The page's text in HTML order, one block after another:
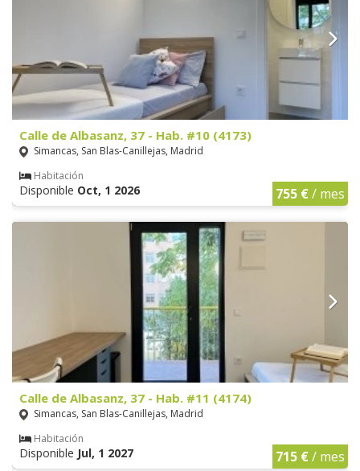
Calle de Albasanz, 37 - Hab. #10 (4173)
Simancas, San Blas-Canillejas, Madrid
Habitación
Disponible Oct, 1 2026 755 €/ mes
Calle de Albasanz, 37 - Hab. #11 (4174)
Simancas, San Blas-Canillejas, Madrid
Habitación
Disponible Jul, 1 2027 715 €/ mes